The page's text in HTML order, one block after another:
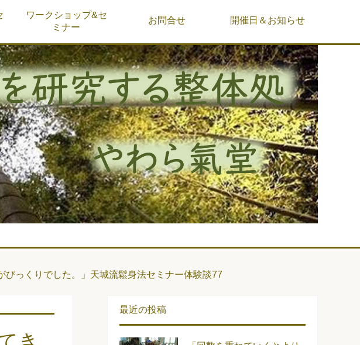
ワークショップ&セ
ミナー
お問合せ 開催日＆お知らせ
びっくりでした。」天城流鬆身法セミナー体験談77
最近の投稿